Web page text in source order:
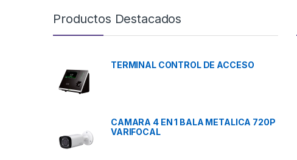
Productos Destacados
TERMINAL CONTROL DE ACCESO
CAMARA 4 EN 1 BALA METALICA 720P
VARIFOCAL